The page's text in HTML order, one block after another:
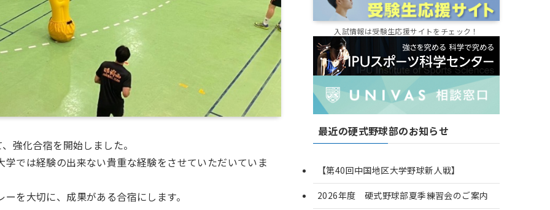
強化合宿を開始しました。
では経験の出来ない貴重な経験をさせていただいていま
を大切に、成果がある合宿にします。
入試情報は受験生応援サイトをチェック！
最近の硬式野球部のお知らせ
【第40回中国地区大学野球新人戦】
2026年度 硬式野球部夏季練習会のご案内